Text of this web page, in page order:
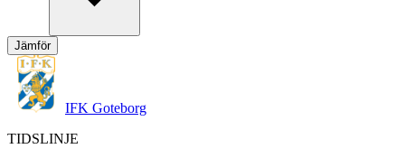
Jämför
IFK Goteborg
TIDSLINJE